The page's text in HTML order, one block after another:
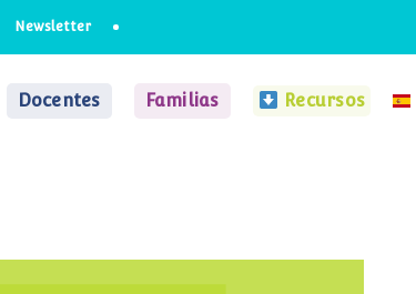
Newsletter
Docentes Familias Recursos